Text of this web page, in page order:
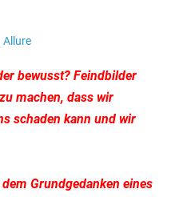
Allure
bewusst? Feindbilder
machen, dass wir
schaden kann und wir
Grundgedanken eines